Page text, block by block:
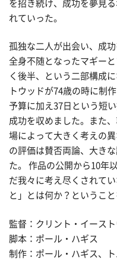
を招き続け、成功を夢見
れていった。
孤独な二人が出会い、成
全身不随となったマギー
く後半、という二部構成
トウッドが74歳の時に制
予算に加え37日という短
成功を収めました。また
場によって大きく考えの
の評価は賛否両論、大き
た。 作品の公開から10年
だ我々に考え尽くされて
と」とは何か？というこ
監督：クリント・イースト
脚本：ポール・ハギス
制作：ポール・ハギス、